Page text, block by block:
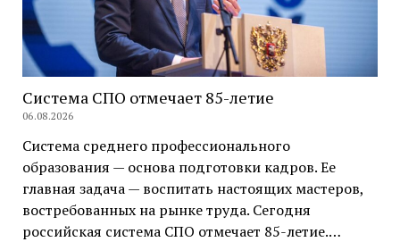
Система СПО отмечает 85-летие
06.08.2026
Система среднего профессионального
образования — основа подготовки кадров. Ее
главная задача — воспитать настоящих мастеров,
востребованных на рынке труда. Сегодня
российская система СПО отмечает 85-летие.…